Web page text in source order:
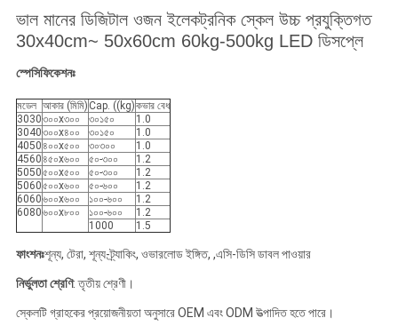
ভাল মানের ডিজিটাল ওজন ইলেকট্রনিক স্কেল উচ্চ প্রযুক্তিগত
30x40cm~ 50x60cm 60kg-500kg LED ডিসপ্লে
স্পেসিফিকেশনঃ
মডেল আকার (মিমি) Cap. ((kg)কভার বেধ
3030৩০০x৩০০ ৩০১৫০
1.0
3040৩০০x৪০০ ৩০১৫০
1.0
4050৪০০x৫০০ ৩০৩০০
1.0
4560৪৫০x৬০০ ৫০-৩০০
1.2
5050৫০০x৫০০ ৫০-৩০০
1.2
5060৫০০x৬০০ ৫০-৬০০
1.2
6060৬০০x৬০০ ১০০-৬০০
1.2
6080৬০০x৮০০ ১০০-৬০০
1.2
1000
1.5
ফাংশনঃশূন্য, টেরা, শূন্য-ট্র্যাকিং, ওভারলোড ইঙ্গিত, ,এসি-ডিসি ডাবল পাওয়ার
নির্ভুলতা শ্রেণি: তৃতীয় শ্রেণী।
স্কেলটি গ্রাহকের প্রয়োজনীয়তা অনুসারে OEM এবং ODM উত্পাদিত হতে পারে।